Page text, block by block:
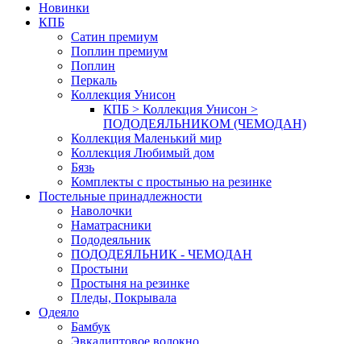
Новинки
КПБ
Сатин премиум
Поплин премиум
Поплин
Перкаль
Коллекция Унисон
КПБ > Коллекция Унисон >
ПОДОДЕЯЛЬНИКОМ (ЧЕМОДАН)
Коллекция Маленький мир
Коллекция Любимый дом
Бязь
Комплекты с простынью на резинке
Постельные принадлежности
Наволочки
Наматрасники
Пододеяльник
ПОДОДЕЯЛЬНИК - ЧЕМОДАН
Простыни
Простыня на резинке
Пледы, Покрывала
Одеяло
Бамбук
Эвкалиптовое волокно